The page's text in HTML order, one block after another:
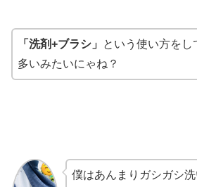
「洗剤+ブラシ」
という使い方をし
多いみたいにゃね？
僕はあんまりガシガシ